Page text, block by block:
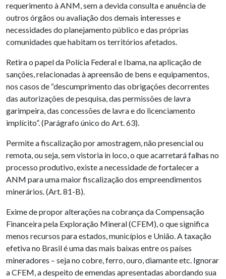
requerimento à ANM, sem a devida consulta e anuência de
outros órgãos ou avaliação dos demais interesses e
necessidades do planejamento público e das próprias
comunidades que habitam os territórios afetados.
Retira o papel da Polícia Federal e Ibama, na aplicação de
sanções, relacionadas à apreensão de bens e equipamentos,
nos casos de “descumprimento das obrigações decorrentes
das autorizações de pesquisa, das permissões de lavra
garimpeira, das concessões de lavra e do licenciamento
implícito”. (Parágrafo único do Art. 63).
Permite a fiscalização por amostragem, não presencial ou
remota, ou seja, sem vistoria in loco, o que acarretará falhas no
processo produtivo, existe a necessidade de fortalecer a
ANM para uma maior fiscalização dos empreendimentos
minerários. (Art. 81-B).
Exime de propor alterações na cobrança da Compensação
Financeira pela Exploração Mineral (CFEM), o que significa
menos recursos para estados, municípios e União. A taxação
efetiva no Brasil é uma das mais baixas entre os países
mineradores – seja no cobre, ferro, ouro, diamante etc. Ignorar
a CFEM, a despeito de emendas apresentadas abordando sua